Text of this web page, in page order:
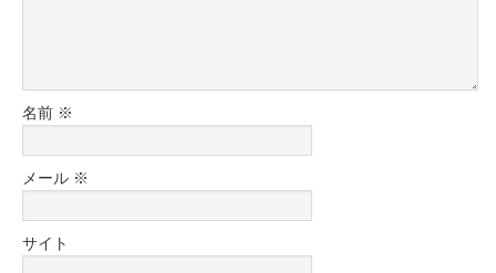
名前 ※
メール ※
サイト